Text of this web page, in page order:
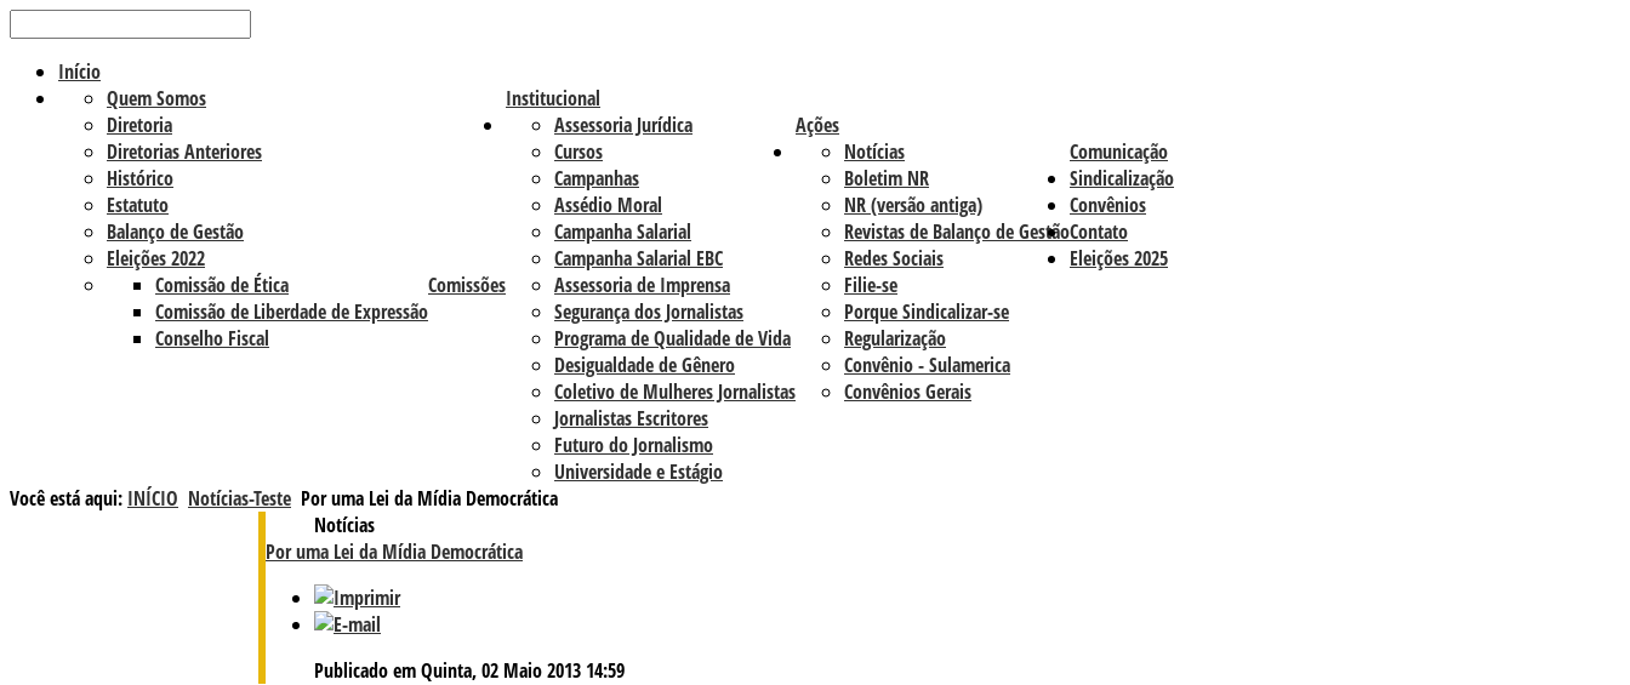
Início
Institucional
Quem Somos
Diretoria
Diretorias Anteriores
Histórico
Estatuto
Balanço de Gestão
Eleições 2022
Comissões
Comissão de Ética
Comissão de Liberdade de Expressão
Conselho Fiscal
Ações
Assessoria Jurídica
Cursos
Campanhas
Assédio Moral
Campanha Salarial
Campanha Salarial EBC
Assessoria de Imprensa
Segurança dos Jornalistas
Programa de Qualidade de Vida
Desigualdade de Gênero
Coletivo de Mulheres Jornalistas
Jornalistas Escritores
Futuro do Jornalismo
Universidade e Estágio
Comunicação
Notícias
Boletim NR
NR (versão antiga)
Revistas de Balanço de Gestão
Redes Sociais
Sindicalização
Filie-se
Porque Sindicalizar-se
Regularização
Convênios
Convênio - Sulamerica
Convênios Gerais
Contato
Eleições 2025
Você está aqui: INÍCIO Notícias-Teste Por uma Lei da Mídia Democrática
Notícias
Por uma Lei da Mídia Democrática
Publicado em Quinta, 02 Maio 2013 14:59